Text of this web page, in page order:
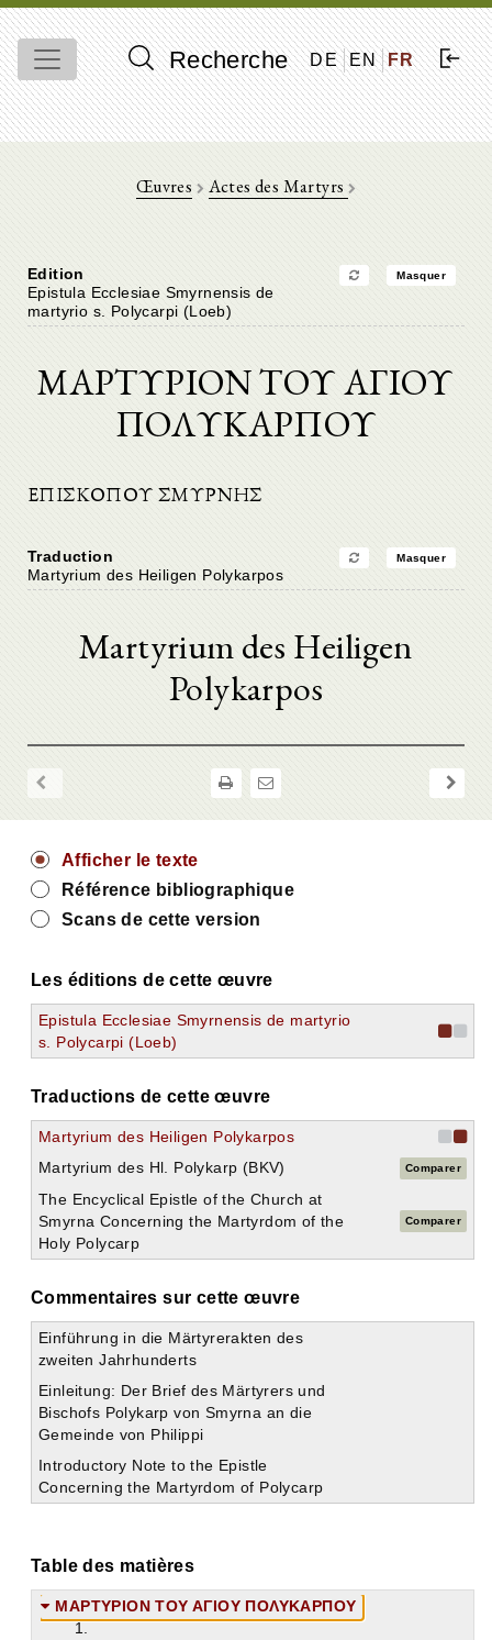
Recherche DE EN FR
Œuvres Actes des Martyrs
Edition Masquer
Epistula Ecclesiae Smyrnensis de
martyrio s. Polycarpi (Loeb)
ΜΑΡΤΥΡΙΟΝ ΤΟΥ ΑΓΙΟΥ
ΠΟΛΥΚΑΡΠΟΥ
ΕΠΙΣΚΟΠΟΥ ΣΜΥΡΝΗΣ
Traduction Masquer
Martyrium des Heiligen Polykarpos
Martyrium des Heiligen
Polykarpos
Afficher le texte
Référence bibliographique
Scans de cette version
Les éditions de cette œuvre
Epistula Ecclesiae Smyrnensis de martyrio
s. Polycarpi (Loeb)
Traductions de cette œuvre
Martyrium des Heiligen Polykarpos
Martyrium des Hl. Polykarp (BKV)
Comparer
The Encyclical Epistle of the Church at
Smyrna Concerning the Martyrdom of the
Holy Polycarp
Comparer
Commentaires sur cette œuvre
Einführung in die Märtyrerakten des
zweiten Jahrhunderts
Einleitung: Der Brief des Märtyrers und
Bischofs Polykarp von Smyrna an die
Gemeinde von Philippi
Introductory Note to the Epistle
Concerning the Martyrdom of Polycarp
Table des matières
ΜΑΡΤΥΡΙΟΝ ΤΟΥ ΑΓΙΟΥ ΠΟΛΥΚΑΡΠΟΥ
1.